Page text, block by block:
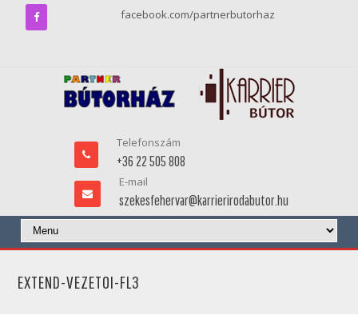
facebook.com/partnerbutorhaz
Telefonszám
+36 22 505 808
E-mail
szekesfehervar@karrierirodabutor.hu
EXTEND-VEZETOI-FL3